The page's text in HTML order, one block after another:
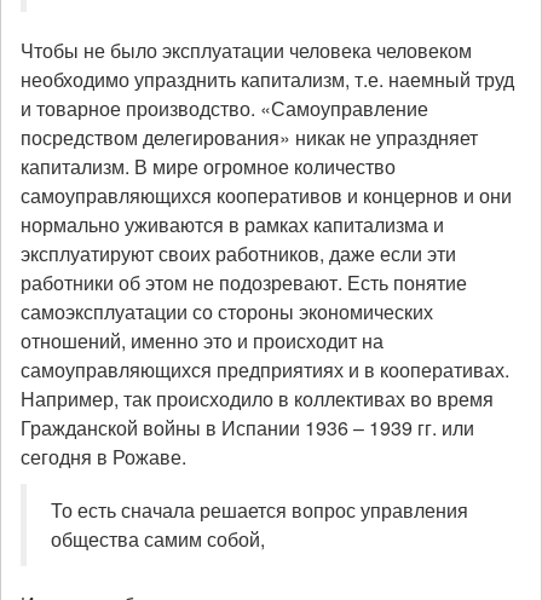
Чтобы не было эксплуатации человека человеком
необходимо упразднить капитализм, т.е. наемный труд
и товарное производство. «Самоуправление
посредством делегирования» никак не упраздняет
капитализм. В мире огромное количество
самоуправляющихся кооперативов и концернов и они
нормально уживаются в рамках капитализма и
эксплуатируют своих работников, даже если эти
работники об этом не подозревают. Есть понятие
самоэксплуатации со стороны экономических
отношений, именно это и происходит на
самоуправляющихся предприятиях и в кооперативах.
Например, так происходило в коллективах во время
Гражданской войны в Испании 1936 – 1939 гг. или
сегодня в Рожаве.
То есть сначала решается вопрос управления
общества самим собой,